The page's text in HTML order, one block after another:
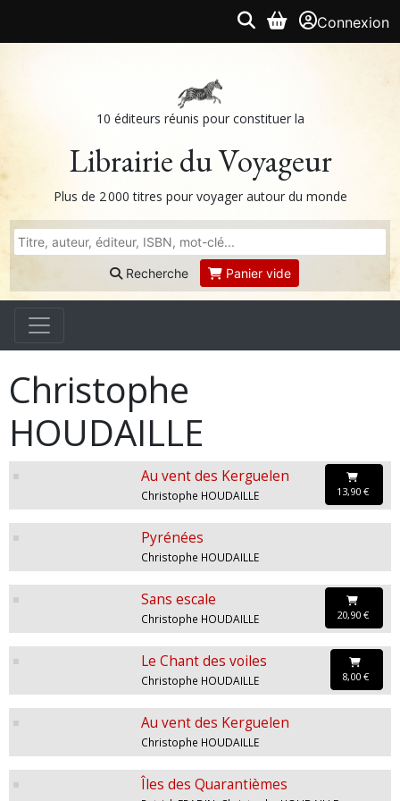
Connexion
10 éditeurs réunis pour constituer la
Librairie du Voyageur
Plus de 2 000 titres pour voyager autour du monde
Recherche Panier vide
Christophe
HOUDAILLE
Au vent des Kerguelen
Christophe HOUDAILLE 13,90 €
Pyrénées
Christophe HOUDAILLE
Sans escale
Christophe HOUDAILLE 20,90 €
Le Chant des voiles
Christophe HOUDAILLE 8,00 €
Au vent des Kerguelen
Christophe HOUDAILLE
Îles des Quarantièmes